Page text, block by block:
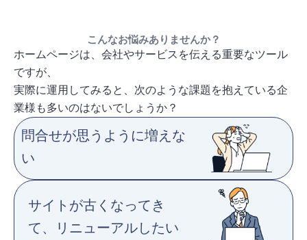
こんなお悩みありませんか？
ホームページは、会社やサービスを伝える重要なツール
ですが、
実際に運用してみると、次のような課題を抱えている企
業様も多いのはないでしょうか？
問合せが思うように増えな
い
サイトが古くなってき
て、
リニューアルしたい